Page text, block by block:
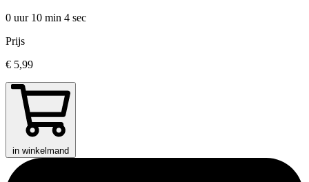
0 uur 10 min 4 sec
Prijs
€ 5,99
in winkelmand